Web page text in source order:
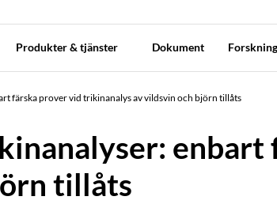
Produkter & tjänster Dokument Forskning
färska prover vid trikinanalys av vildsvin och björn tillåts
tillåts